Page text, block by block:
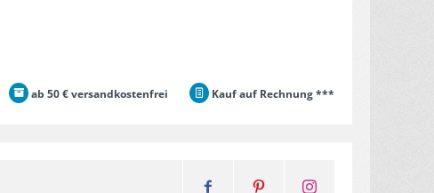
ab 50 € versandkostenfrei Kauf auf Rechnung ***